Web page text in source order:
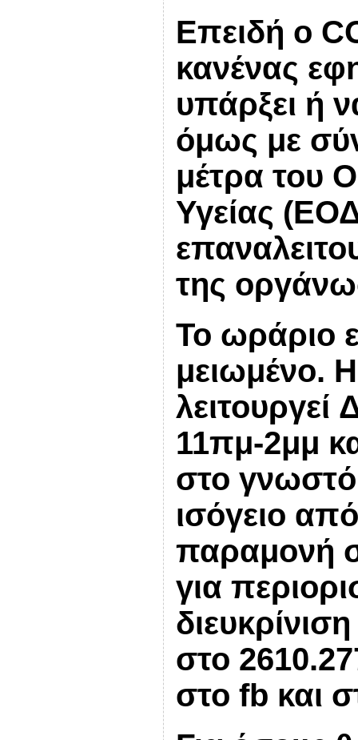
Επειδή ο
κανένας
υπάρξει ή
όμως με
μέτρα του
Υγείας
της
Το ωράριο
μειωμένο.
λειτουργεί
11πμ-2μμ
στο γνωστό
ισόγειο
παραμονή
για
στο
στο fb και